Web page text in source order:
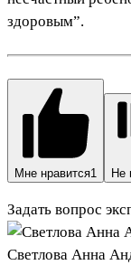
здоровым”.
Мне нравится1 Не
Задать вопрос
Светлова Анна